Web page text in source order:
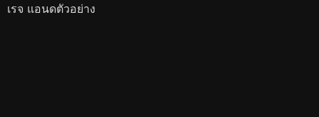
เรจ แอนดตัวอย่าง